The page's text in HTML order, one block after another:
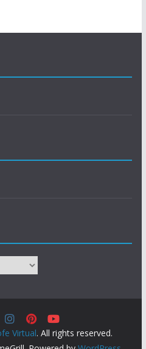
Virtual. All rights reserved.